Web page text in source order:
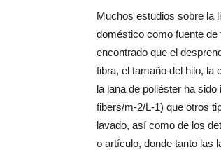
Muchos estudios sobre la
doméstico como fuente
encontrado que el
fibra, el tamaño del hilo, la
la lana de poliéster ha
fibers/m-2/L-1) que otros
lavado, así como de los
o artículo, donde tanto las